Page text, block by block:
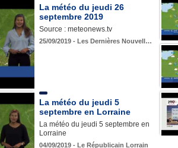
La météo du jeudi 26
septembre 2019
Source : meteonews.tv
25/09/2019 - Les Dernières Nouvell…
La météo du jeudi 5
septembre en Lorraine
La météo du jeudi 5 septembre en
Lorraine
04/09/2019 - Le Républicain Lorrain